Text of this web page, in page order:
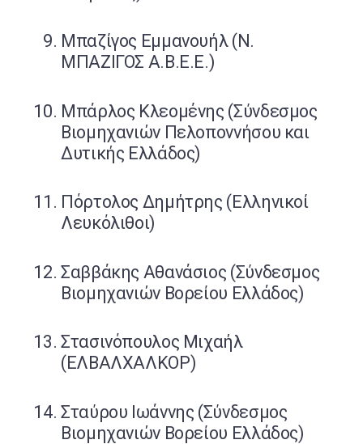
Μπαζίγος Εμμανουήλ (Ν.
ΜΠΑΖΙΓΟΣ Α.Β.Ε.Ε.)
Μπάρλος Κλεομένης (Σύνδεσμος
Βιομηχανιών Πελοποννήσου και
Δυτικής Ελλάδος)
Πόρτολος Δημήτρης (Ελληνικοί
Λευκόλιθοι)
Σαββάκης Αθανάσιος (Σύνδεσμος
Βιομηχανιών Βορείου Ελλάδος)
Στασινόπουλος Μιχαήλ
(ΕΛΒΑΛΧΑΛΚΟΡ)
Σταύρου Ιωάννης (Σύνδεσμος
Βιομηχανιών Βορείου Ελλάδος)